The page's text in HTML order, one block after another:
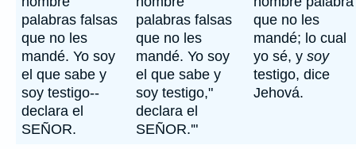
palabras falsas
que no les
mandé. Yo soy
el que sabe y
soy testigo--
declara el
SEÑOR.
palabras falsas
que no les
mandé. Yo soy
el que sabe y
soy testigo,"
declara el
SEÑOR.'"
que no les
mandé; lo cual
yo sé, y soy
testigo, dice
Jehová.